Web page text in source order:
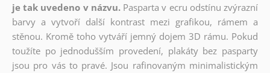
je tak uvedeno v názvu. Pasparta v ecru odstínu zvýrazní
barvy a vytvoří další kontrast mezi grafikou, rámem a
stěnou. Kromě toho vytváří jemný dojem 3D rámu. Pokud
toužíte po jednodušším provedení, plakáty bez pasparty
jsou pro vás to pravé. Jsou rafinovaným minimalistickým